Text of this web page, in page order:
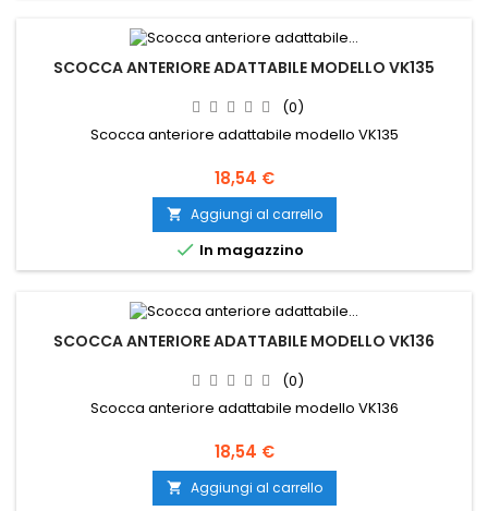
SCOCCA ANTERIORE ADATTABILE MODELLO VK135
(0)
Scocca anteriore adattabile modello VK135
Prezzo
18,54 €
 Aggiungi al carrello
 In magazzino
SCOCCA ANTERIORE ADATTABILE MODELLO VK136
(0)
Scocca anteriore adattabile modello VK136
Prezzo
18,54 €
 Aggiungi al carrello